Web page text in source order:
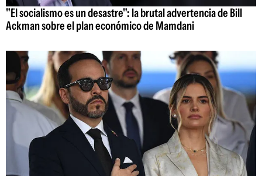
"El socialismo es un desastre": la brutal advertencia de Bill
Ackman sobre el plan económico de Mamdani